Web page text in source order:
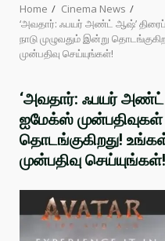
Home
Cinema News
‘அவதார்: ஃபயர் அண்ட் ஆஷ்’
நாடு முழுவதும் இன்று
முன்பதிவு செய்யுங்கள்!
‘அவதார்: ஃபயர்
ஐமேக்ஸ் முன்பதிவுகள்
தொடங்குகிறது!
முன்பதிவு செய்யுங்கள்!